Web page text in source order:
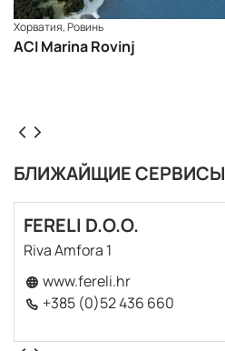
Хорватия, Ровинь
ACI Marina Rovinj
БЛИЖАЙЩИЕ СЕРВИСЫ
FERELI D.O.O.
Riva Amfora 1
www.fereli.hr
+385 (0)52 436 660